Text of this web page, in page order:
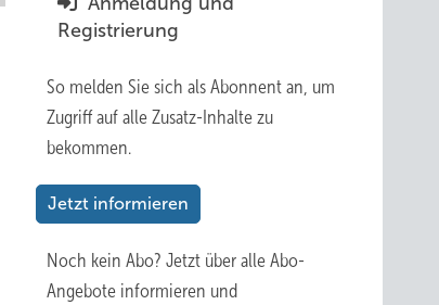
Registrierung
So melden Sie sich als Abonnent an, um
Zugriff auf alle Zusatz-Inhalte zu
bekommen.
Jetzt informieren
Noch kein Abo? Jetzt über alle Abo-
Angebote informieren und